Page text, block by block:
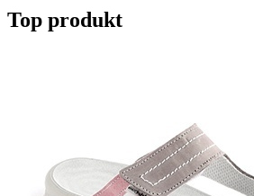
Top produkt